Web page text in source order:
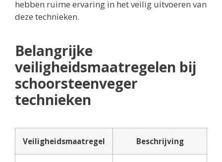
hebben ruime ervaring in het veilig uitvoeren van
deze technieken.
Belangrijke
veiligheidsmaatregelen bij
schoorsteenveger
technieken
Veiligheidsmaatregel Beschrijving